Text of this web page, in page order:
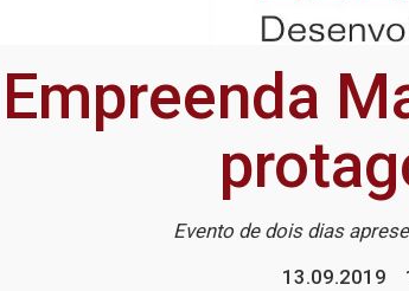
Empreenda
Evento de dois dias
13.09.2019